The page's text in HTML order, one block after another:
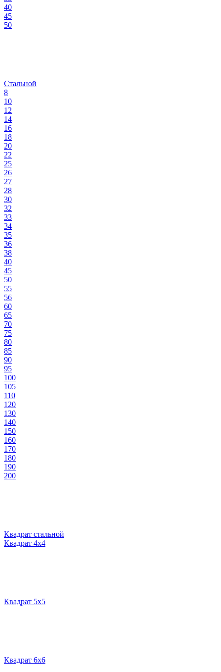
40
45
50
Стальной
8
10
12
14
16
18
20
22
25
26
27
28
30
32
33
34
35
36
38
40
45
50
55
56
60
65
70
75
80
85
90
95
100
105
110
120
130
140
150
160
170
180
190
200
Квадрат стальной
Квадрат 4х4
Квадрат 5х5
Квадрат 6х6